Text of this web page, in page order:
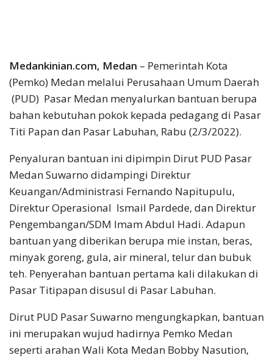
Medankinian.com, Medan – Pemerintah Kota
(Pemko) Medan melalui Perusahaan Umum Daerah
(PUD) Pasar Medan menyalurkan bantuan berupa
bahan kebutuhan pokok kepada pedagang di Pasar
Titi Papan dan Pasar Labuhan, Rabu (2/3/2022).
Penyaluran bantuan ini dipimpin Dirut PUD Pasar
Medan Suwarno didampingi Direktur
Keuangan/Administrasi Fernando Napitupulu,
Direktur Operasional Ismail Pardede, dan Direktur
Pengembangan/SDM Imam Abdul Hadi. Adapun
bantuan yang diberikan berupa mie instan, beras,
minyak goreng, gula, air mineral, telur dan bubuk
teh. Penyerahan bantuan pertama kali dilakukan di
Pasar Titipapan disusul di Pasar Labuhan.
Dirut PUD Pasar Suwarno mengungkapkan, bantuan
ini merupakan wujud hadirnya Pemko Medan
seperti arahan Wali Kota Medan Bobby Nasution,